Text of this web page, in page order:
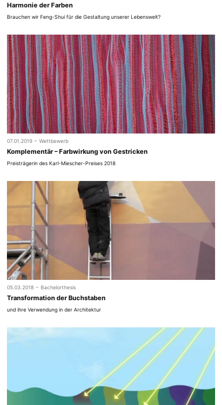
Harmonie der Farben
Brauchen wir Feng-Shui für die Gestaltung unserer Lebenswelt?
07.01.2019 - Wettbewerb
Komplementär – Farbwirkung von Gestricken
Preisträgerin des Karl-Miescher-Preises 2018
05.03.2018 - Bachelorthesis
Transformation der Buchstaben
und ihre Verwendung in der Architektur